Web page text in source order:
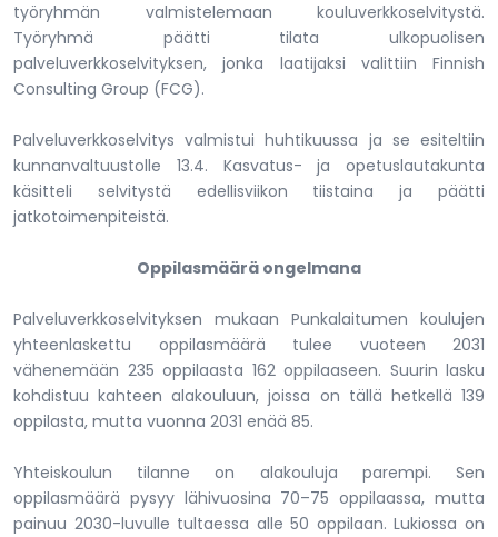
työryhmän valmistelemaan kouluverkkoselvitystä.
Työryhmä päätti tilata ulkopuolisen
palveluverkkoselvityksen, jonka laatijaksi valittiin Finnish
Consulting Group (FCG).
Palveluverkkoselvitys valmistui huhtikuussa ja se esiteltiin
kunnanvaltuustolle 13.4. Kasvatus- ja opetuslautakunta
käsitteli selvitystä edellisviikon tiistaina ja päätti
jatkotoimenpiteistä.
Oppilasmäärä ongelmana
Palveluverkkoselvityksen mukaan Punkalaitumen koulujen
yhteenlaskettu oppilasmäärä tulee vuoteen 2031
vähenemään 235 oppilaasta 162 oppilaaseen. Suurin lasku
kohdistuu kahteen alakouluun, joissa on tällä hetkellä 139
oppilasta, mutta vuonna 2031 enää 85.
Yhteiskoulun tilanne on alakouluja parempi. Sen
oppilasmäärä pysyy lähivuosina 70–75 oppilaassa, mutta
painuu 2030-luvulle tultaessa alle 50 oppilaan. Lukiossa on